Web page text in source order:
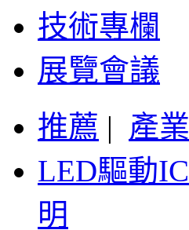
技術專欄
展覽會議
推薦 | 產業
LED驅動IC
明